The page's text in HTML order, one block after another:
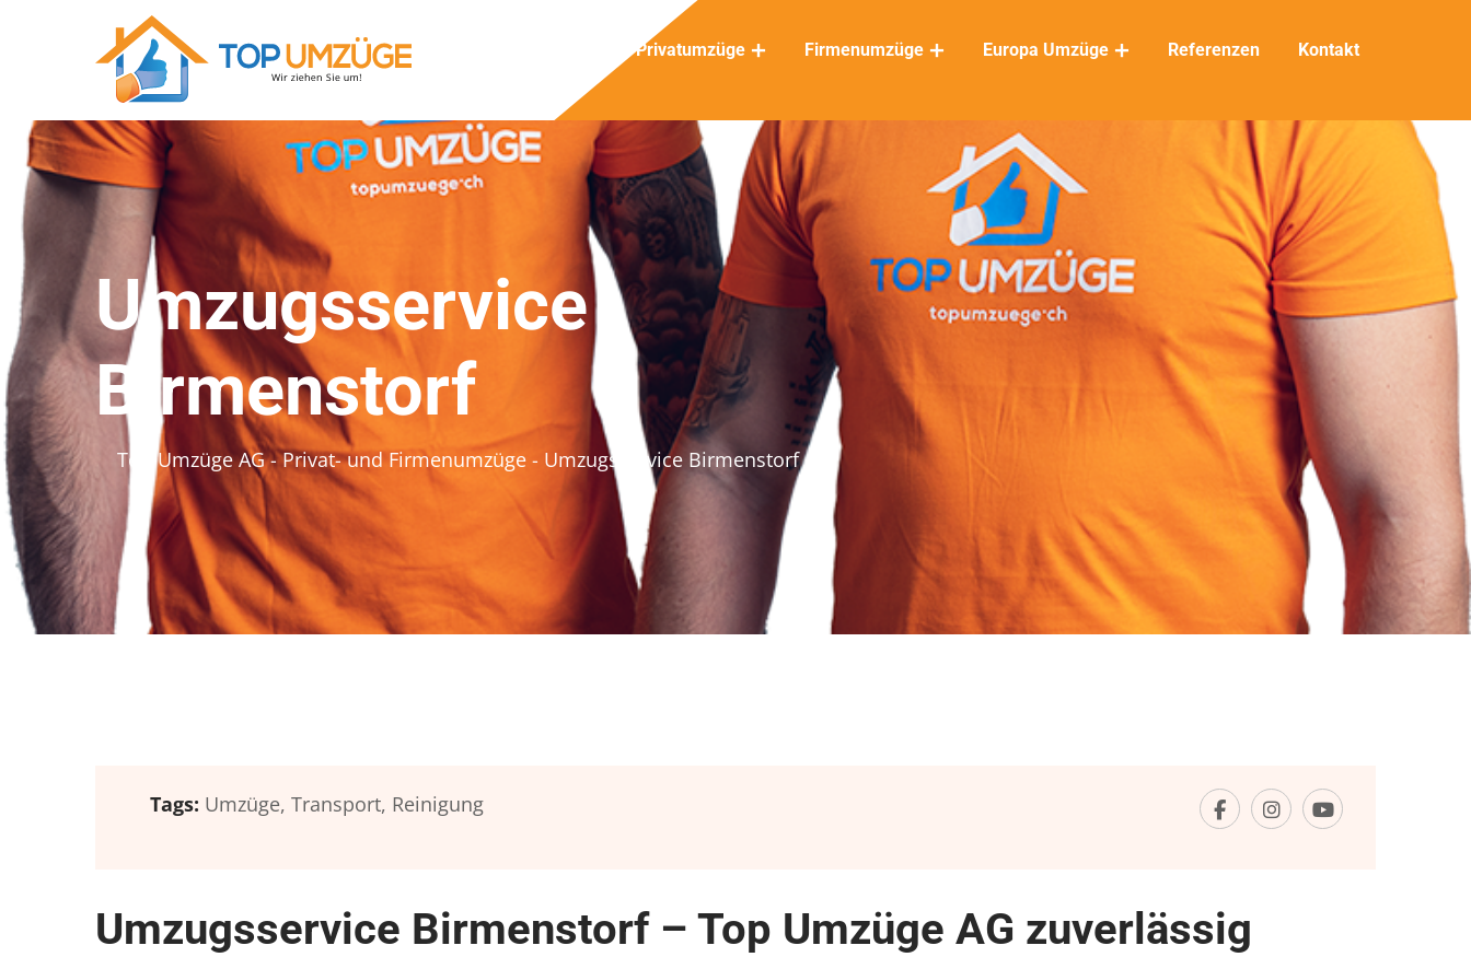
Privatumzüge Firmenumzüge Europa Umzüge Referenzen Kontakt
Umzugsservice
Birmenstorf
Top Umzüge AG - Privat- und Firmenumzüge - Umzugsservice Birmenstorf
Tags: Umzüge, Transport, Reinigung
Umzugsservice Birmenstorf – Top Umzüge AG zuverlässig